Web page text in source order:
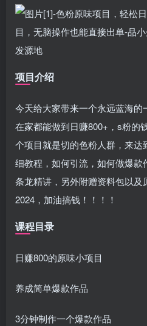
项目介绍
今天给大家带来一个永远蓝海
在家都能做到日赚800+，s粉的
个项目就是切的色粉人群，来
细教程，如何引流，如何做爆
条龙精讲，另外附赠资料包以及
2024，加油搞钱！！！！
课程目录
日赚800的原味小项目
养成简单爆款作品
3分钟制作一个爆款作品